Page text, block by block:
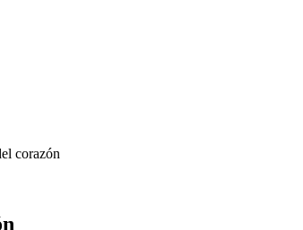
corazón